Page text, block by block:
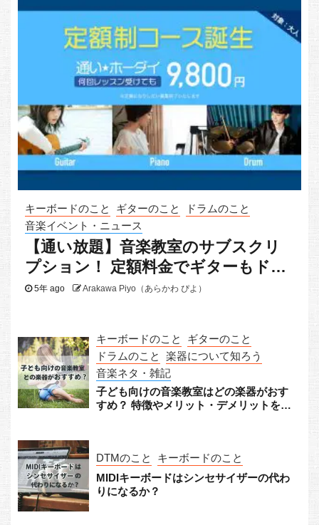
キーボードのこと ギターのこと
ドラムのこと
音楽イベント・ニュース
【通い放題】音楽教室のサブスクリ
プション！ 定額料金でギターもドラ
ムもピアノも
5年 ago Arakawa Piyo（あらかわ ぴよ）
キーボードのこと
ギターのこと
ドラムのこと
楽器について知ろう
音楽ネタ・雑記
子ども向けの音楽教室はどの楽器がおす
すめ？ 特徴やメリット・デメリットをチ
DTMのこと
キーボードのこと
MIDIキーボードはシンセサイザーの代わ
りになるか？